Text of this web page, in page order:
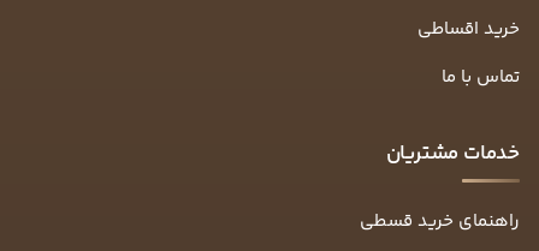
خرید اقساطی
تماس با ما
خدمات مشتریان
راهنمای خرید قسطی